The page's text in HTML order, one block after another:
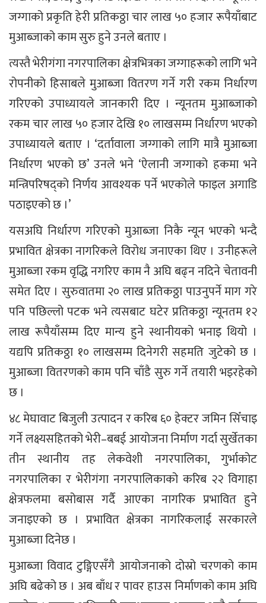
जग्गाको प्रकृति हेरी प्रतिकठ्ठा चार लाख ५० हजार रूपैयाँबाट
मुआब्जाको काम सुरु हुने उनले बताए ।
त्यस्तै भेरीगंगा नगरपालिका क्षेत्रभित्रका जग्गाहरूको लागि भने
रोपनीको हिसाबले मुआब्जा वितरण गर्ने गरी रकम निर्धारण
गरिएको उपाध्यायले जानकारी दिए । न्यूनतम मुआब्जाको
रकम चार लाख ५० हजार देखि १० लाखसम्म निर्धारण भएको
उपाध्यायले बताए । ‘दर्तावाला जग्गाको लागि मात्रै मुआब्जा
निर्धारण भएको छ’ उनले भने ‘ऐलानी जग्गाको हकमा भने
मन्त्रिपरिषद्को निर्णय आवश्यक पर्ने भएकोले फाइल अगाडि
पठाइएको छ ।’
यसअघि निर्धारण गरिएको मुआब्जा निकै न्यून भएको भन्दै
प्रभावित क्षेत्रका नागरिकले विरोध जनाएका थिए । उनीहरूले
मुआब्जा रकम वृद्धि नगरिए काम नै अघि बढ्न नदिने चेतावनी
समेत दिए । सुरुवातमा २० लाख प्रतिकठ्ठा पाउनुपर्ने माग गरे
पनि पछिल्लो पटक भने त्यसबाट घटेर प्रतिकठ्ठा न्यूनतम १२
लाख रूपैयाँसम्म दिए मान्य हुने स्थानीयको भनाइ थियो ।
यद्यपि प्रतिकठ्ठा १० लाखसम्म दिनेगरी सहमति जुटेको छ ।
मुआब्जा वितरणको काम पनि चाँडै सुरु गर्ने तयारी भइरहेको
छ ।
४८ मेघावाट बिजुली उत्पादन र करिब ६० हेक्टर जमिन सिँचाइ
गर्ने लक्ष्यसहितको भेरी–बबई आयोजना निर्माण गर्दा सुर्खेतका
तीन स्थानीय तह लेकवेशी नगरपालिका, गुर्भाकोट
नगरपालिका र भेरीगंगा नगरपालिकाको करिब २२ विगाहा
क्षेत्रफलमा बसोबास गर्दै आएका नागरिक प्रभावित हुने
जनाइएको छ । प्रभावित क्षेत्रका नागरिकलाई सरकारले
मुआब्जा दिनेछ ।
मुआब्जा विवाद टुङ्गिएसँगै आयोजनाको दोस्रो चरणको काम
अघि बढेको छ । अब बाँध र पावर हाउस निर्माणको काम अघि